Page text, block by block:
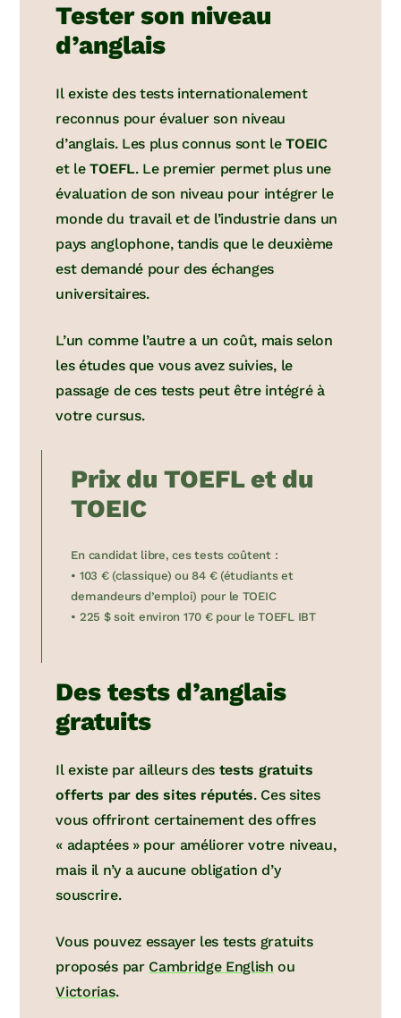
Tester son niveau
d’anglais
Il existe des tests internationalement
reconnus pour évaluer son niveau
d’anglais. Les plus connus sont leTOEIC
et leTOEFL. Le premier permet plus une
évaluation de son niveau pour intégrer le
monde du travail et de l’industrie dans un
pays anglophone, tandis que le deuxième
est demandé pour des échanges
universitaires.
L’un comme l’autre a un coût, mais selon
les études que vous avez suivies, le
passage de ces tests peut être intégré à
votre cursus.
Prix du TOEFL et du
TOEIC
En candidat libre, ces tests coûtent :
• 103 € (classique) ou 84 € (étudiants et
demandeurs d’emploi) pour le TOEIC
• 225 $ soit environ 170 € pour le TOEFL IBT
Des tests d’anglais
gratuits
Il existe par ailleurs des tests gratuits
offerts par des sites réputés. Ces sites
vous offriront certainement des offres
« adaptées » pour améliorer votre niveau,
mais il n’y a aucune obligation d’y
souscrire.
Vous pouvez essayer les tests gratuits
proposés par Cambridge English ou
Victorias.